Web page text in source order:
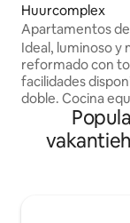
Huurcomplex
Apartamentos
appartement
Ideal, luminoso y
reformado con
facilidades
doble. Cocina
completo.
disfrutar tu
pensado para